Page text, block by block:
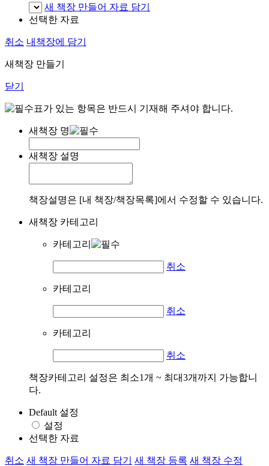
새 책장 만들어 자료 담기
선택한 자료
취소 내책장에 담기
새책장 만들기
닫기
표가 있는 항목은 반드시 기재해 주셔야 합니다.
새책장 명
새책장 설명
책장설명은 [내 책장/책장목록]에서 수정할 수 있습니다.
새책장 카테고리
카테고리
취소
카테고리
취소
카테고리
취소
책장카테고리 설정은 최소1개 ~ 최대3개까지 가능합니
다.
Default 설정
설정
선택한 자료
취소 새 책장 만들어 자료 담기 새 책장 등록 새 책장 수정